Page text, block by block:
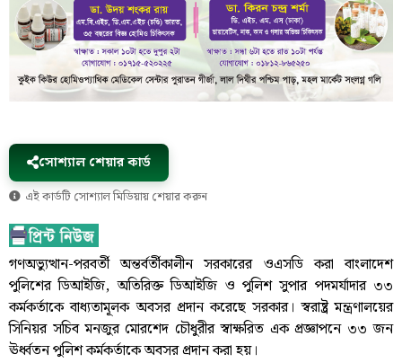
সোশ্যাল শেয়ার কার্ড
এই কার্ডটি সোশ্যাল মিডিয়ায় শেয়ার করুন
গণঅভ্যুত্থান-পরবর্তী অন্তর্বর্তীকালীন সরকারের ওএসডি করা বাংলাদেশ
পুলিশের ডিআইজি, অতিরিক্ত ডিআইজি ও পুলিশ সুপার পদমর্যাদার ৩৩
কর্মকর্তাকে বাধ্যতামূলক অবসর প্রদান করেছে সরকার। স্বরাষ্ট্র মন্ত্রণালয়ের
সিনিয়র সচিব মনজুর মোরশেদ চৌধুরীর স্বাক্ষরিত এক প্রজ্ঞাপনে ৩৩ জন
ঊর্ধ্বতন পুলিশ কর্মকর্তাকে অবসর প্রদান করা হয়।